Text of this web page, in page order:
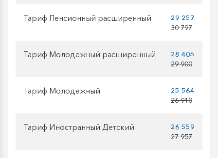
Тариф Пенсионный расширенный
29 257
30 797
Тариф Молодежный расширенный
28 405
29 900
Тариф Молодежный
25 564
26 910
Тариф Иностранный Детский
26 559
27 957